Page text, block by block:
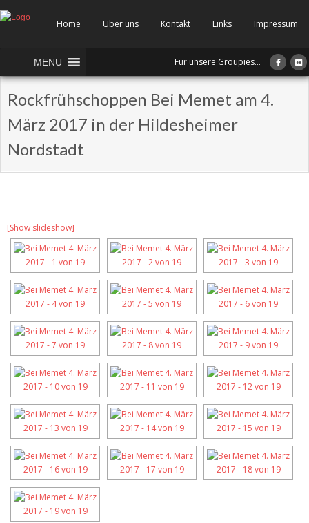
Home Über uns Kontakt Links Impressum
MENU Für unsere Groupies...
Rockfrühschoppen Bei Memet am 4.
März 2017 in der Hildesheimer
Nordstadt
[Show slideshow]